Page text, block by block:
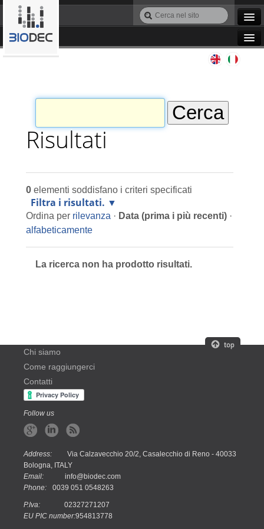
Cerca
nel
Ricerca
Automazione
Bioinformatica
Progettazione
Programmazione
Risultati
0 elementi soddisfano i criteri specificati
Filtra i risultati.
Ordina per rilevanza · Data (prima i più recenti) ·
alfabeticamente
La ricerca non ha prodotto risultati.
Chi siamo
Come raggiungerci
Contatti
Follow us
Address:
Via Calzavecchio 20/2, Casalecchio di Reno - 40033
Bologna, ITALY
Email:
info@biodec.com
Phone:
0039 051 0548263
P.Iva:
02327271207
EU PIC number:954813778